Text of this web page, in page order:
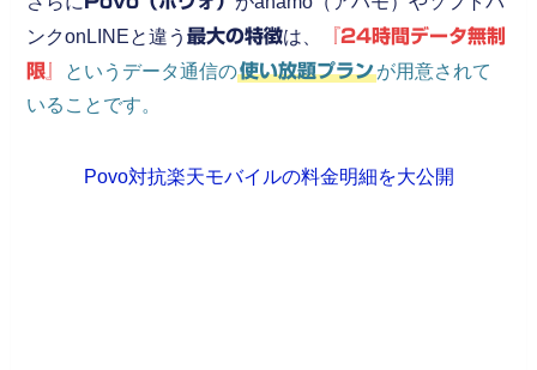
ンクonLINEと違う最大の特徴は、
『24時間データ無制
限』
というデータ通信の使い放題プランが用意されて
いることです。
Povo対抗楽天モバイルの料金明細を大公開